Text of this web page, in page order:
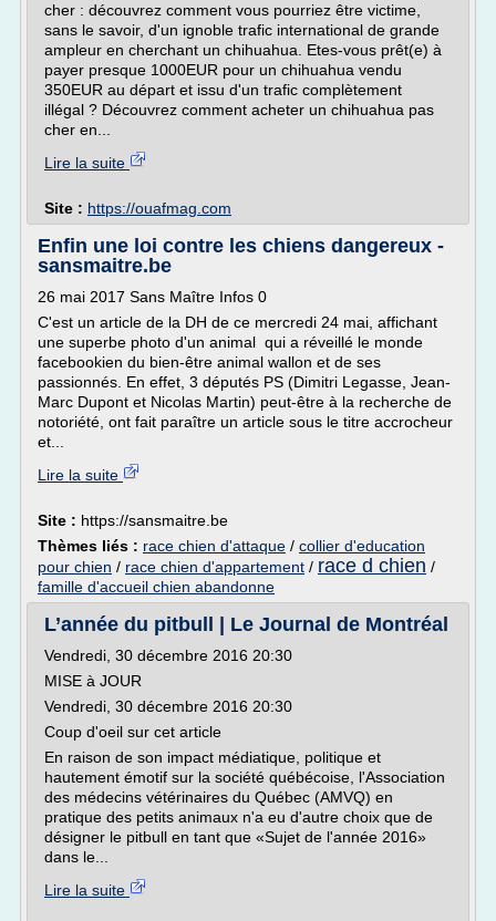
cher : découvrez comment vous pourriez être victime,
sans le savoir, d'un ignoble trafic international de grande
ampleur en cherchant un chihuahua. Etes-vous prêt(e) à
payer presque 1000EUR pour un chihuahua vendu
350EUR au départ et issu d'un trafic complètement
illégal ? Découvrez comment acheter un chihuahua pas
cher en...
Lire la suite
Site : https://ouafmag.com
Enfin une loi contre les chiens dangereux -
sansmaitre.be
26 mai 2017 Sans Maître Infos 0
C'est un article de la DH de ce mercredi 24 mai, affichant
une superbe photo d'un animal qui a réveillé le monde
facebookien du bien-être animal wallon et de ses
passionnés. En effet, 3 députés PS (Dimitri Legasse, Jean-
Marc Dupont et Nicolas Martin) peut-être à la recherche de
notoriété, ont fait paraître un article sous le titre accrocheur
et...
Lire la suite
Site : https://sansmaitre.be
Thèmes liés : race chien d'attaque / collier d'education
pour chien / race chien d'appartement / race d chien /
famille d'accueil chien abandonne
L’année du pitbull | Le Journal de Montréal
Vendredi, 30 décembre 2016 20:30
MISE à JOUR
Vendredi, 30 décembre 2016 20:30
Coup d'oeil sur cet article
En raison de son impact médiatique, politique et
hautement émotif sur la société québécoise, l'Association
des médecins vétérinaires du Québec (AMVQ) en
pratique des petits animaux n'a eu d'autre choix que de
désigner le pitbull en tant que «Sujet de l'année 2016»
dans le...
Lire la suite